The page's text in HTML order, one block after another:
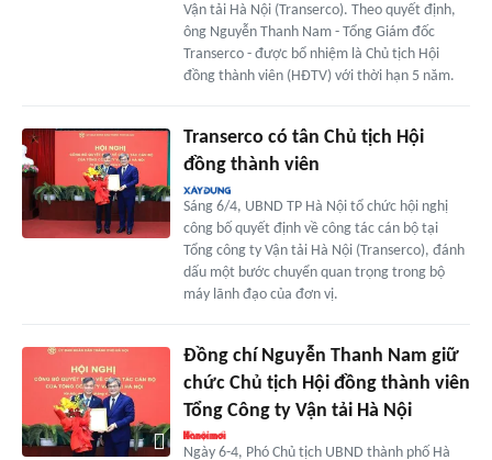
Vận tải Hà Nội (Transerco). Theo quyết định,
ông Nguyễn Thanh Nam - Tổng Giám đốc
Transerco - được bổ nhiệm là Chủ tịch Hội
đồng thành viên (HĐTV) với thời hạn 5 năm.
Transerco có tân Chủ tịch Hội
đồng thành viên
Sáng 6/4, UBND TP Hà Nội tổ chức hội nghị
công bố quyết định về công tác cán bộ tại
Tổng công ty Vận tải Hà Nội (Transerco), đánh
dấu một bước chuyển quan trọng trong bộ
máy lãnh đạo của đơn vị.
Đồng chí Nguyễn Thanh Nam giữ
chức Chủ tịch Hội đồng thành viên
Tổng Công ty Vận tải Hà Nội
Ngày 6-4, Phó Chủ tịch UBND thành phố Hà